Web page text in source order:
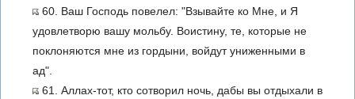
60. Ваш Господь повелел: "Взывайте ко Мне, и Я
удовлетворю вашу мольбу. Воистину, те, которые не
поклоняются мне из гордыни, войдут униженными в
ад".
61. Аллах-тот, кто сотворил ночь, дабы вы отдыхали в